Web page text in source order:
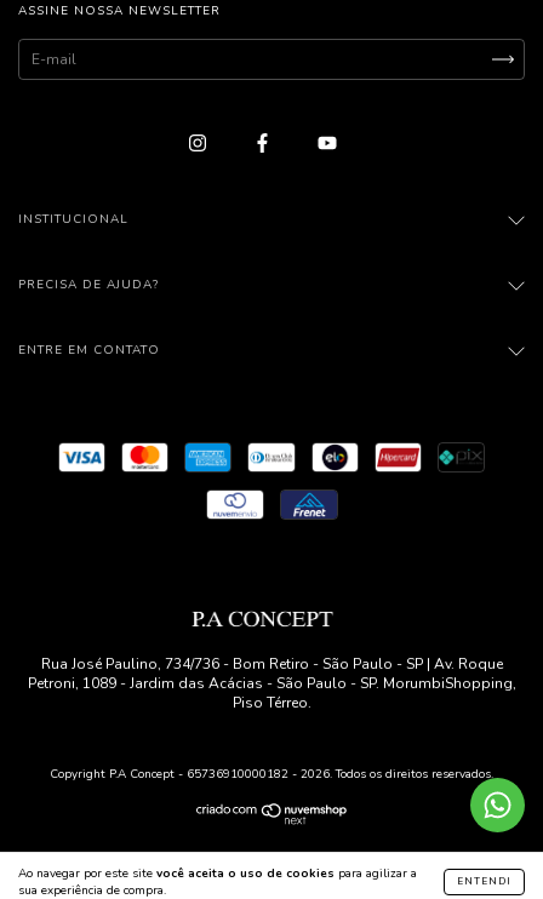
Ao navegar por este site você aceita o uso de cookies para agilizar a
sua experiência de compra.
ENTENDI
ASSINE NOSSA NEWSLETTER
INSTITUCIONAL
PRECISA DE AJUDA?
ENTRE EM CONTATO
Rua José Paulino, 734/736 - Bom Retiro - São Paulo - SP | Av. Roque
Petroni, 1089 - Jardim das Acácias - São Paulo - SP. MorumbiShopping,
Piso Térreo.
Copyright P.A Concept - 65736910000182 - 2026. Todos os direitos reservados.